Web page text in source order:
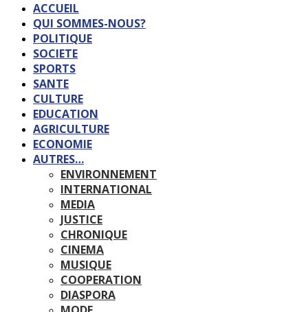
ACCUEIL
QUI SOMMES-NOUS?
POLITIQUE
SOCIETE
SPORTS
SANTE
CULTURE
EDUCATION
AGRICULTURE
ECONOMIE
AUTRES…
ENVIRONNEMENT
INTERNATIONAL
MEDIA
JUSTICE
CHRONIQUE
CINEMA
MUSIQUE
COOPERATION
DIASPORA